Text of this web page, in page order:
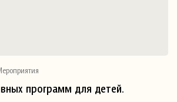
программ для детей.